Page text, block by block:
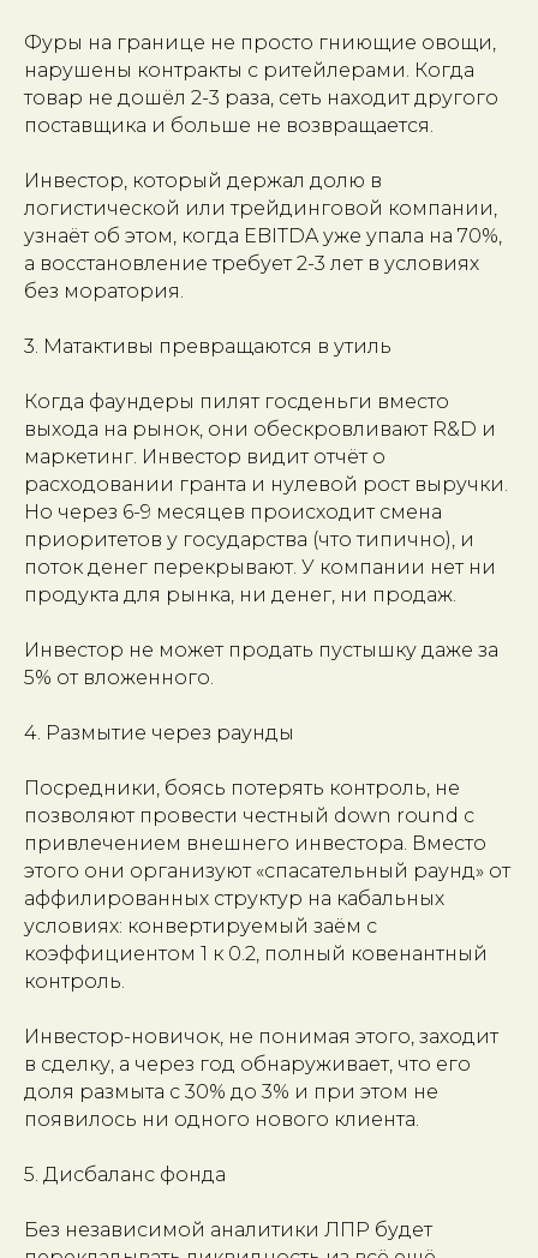
Фуры на границе не просто гниющие овощи,
нарушены контракты с ритейлерами. Когда
товар не дошёл 2-3 раза, сеть находит другого
поставщика и больше не возвращается.
Инвестор, который держал долю в
логистической или трейдинговой компании,
узнаёт об этом, когда EBITDA уже упала на 70%,
а восстановление требует 2-3 лет в условиях
без моратория.
3. Матактивы превращаются в утиль
Когда фаундеры пилят госденьги вместо
выхода на рынок, они обескровливают R&D и
маркетинг. Инвестор видит отчёт о
расходовании гранта и нулевой рост выручки.
Но через 6-9 месяцев происходит смена
приоритетов у государства (что типично), и
поток денег перекрывают. У компании нет ни
продукта для рынка, ни денег, ни продаж.
Инвестор не может продать пустышку даже за
5% от вложенного.
4. Размытие через раунды
Посредники, боясь потерять контроль, не
позволяют провести честный down round с
привлечением внешнего инвестора. Вместо
этого они организуют «спасательный раунд» от
аффилированных структур на кабальных
условиях: конвертируемый заём с
коэффициентом 1 к 0.2, полный ковенантный
контроль.
Инвестор-новичок, не понимая этого, заходит
в сделку, а через год обнаруживает, что его
доля размыта с 30% до 3% и при этом не
появилось ни одного нового клиента.
5. Дисбаланс фонда
Без независимой аналитики ЛПР будет